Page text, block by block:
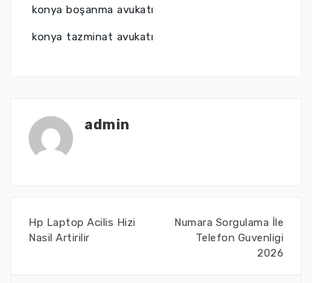
konya boşanma avukatı
konya tazminat avukatı
admin
Hp Laptop Acilis Hizi
Nasil Artirilir
Numara Sorgulama İle
Telefon Guvenligi
2026